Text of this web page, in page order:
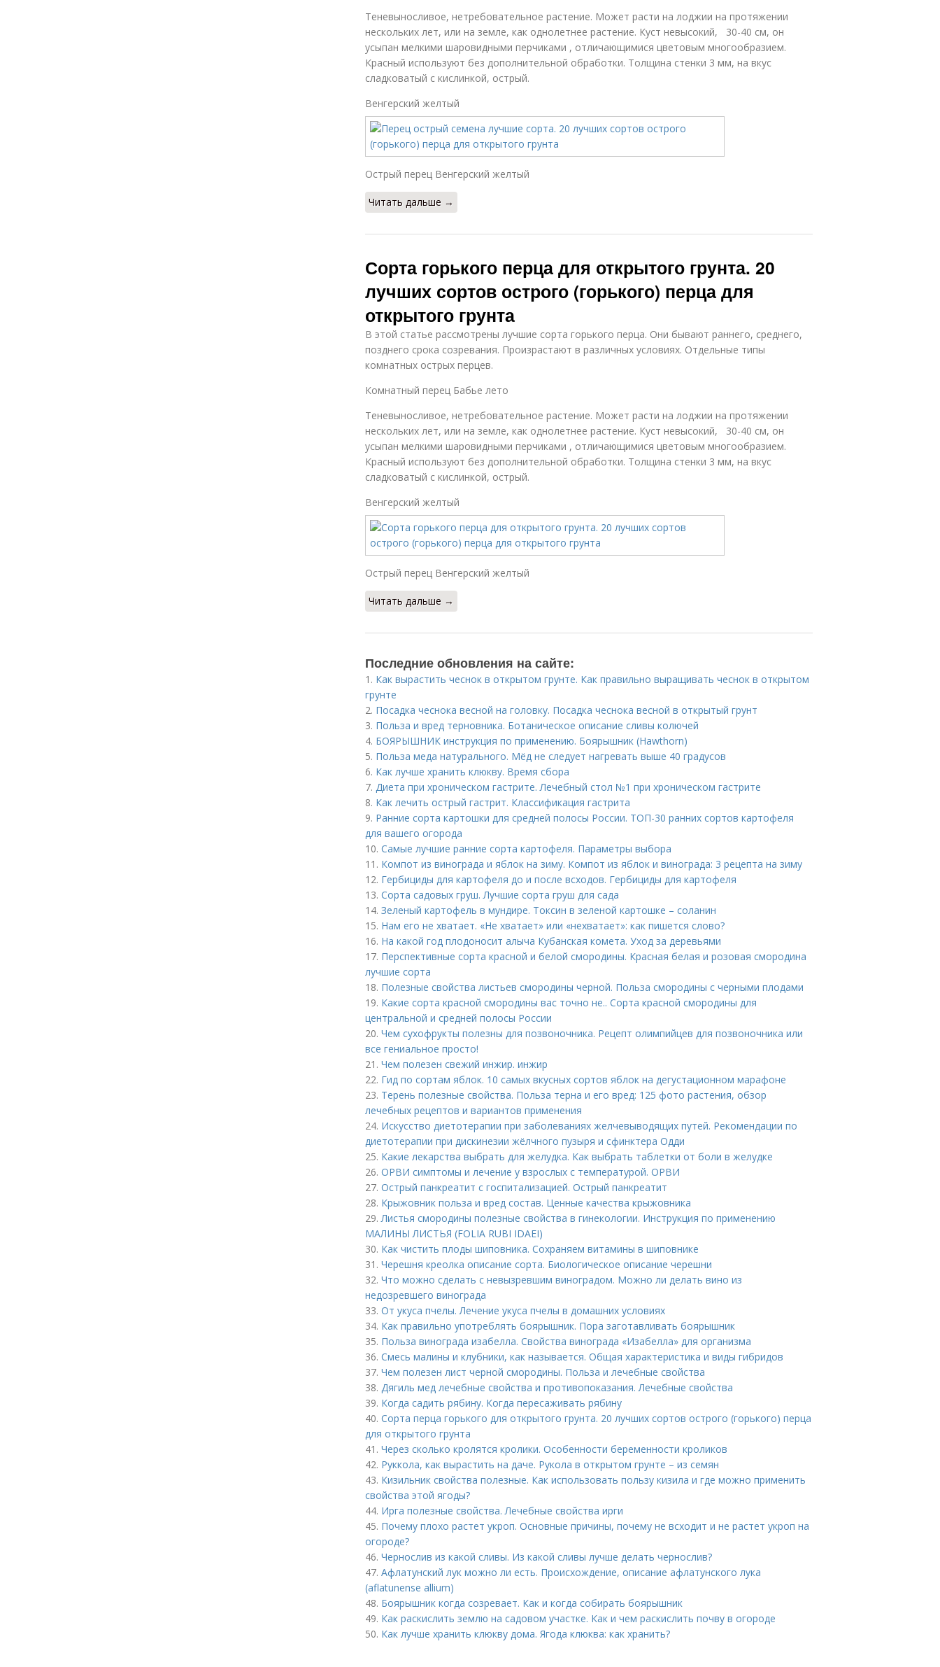
Теневыносливое, нетребовательное растение. Может расти на лоджии на протяжении
нескольких лет, или на земле, как однолетнее растение. Куст невысокий, 30-40 см, он
усыпан мелкими шаровидными перчиками , отличающимися цветовым многообразием.
Красный используют без дополнительной обработки. Толщина стенки 3 мм, на вкус
сладковатый с кислинкой, острый.
Венгерский желтый
Острый перец Венгерский желтый
Читать дальше →
Сорта горького перца для открытого грунта. 20
лучших сортов острого (горького) перца для
открытого грунта
В этой статье рассмотрены лучшие сорта горького перца. Они бывают раннего, среднего,
позднего срока созревания. Произрастают в различных условиях. Отдельные типы
комнатных острых перцев.
Комнатный перец Бабье лето
Теневыносливое, нетребовательное растение. Может расти на лоджии на протяжении
нескольких лет, или на земле, как однолетнее растение. Куст невысокий, 30-40 см, он
усыпан мелкими шаровидными перчиками , отличающимися цветовым многообразием.
Красный используют без дополнительной обработки. Толщина стенки 3 мм, на вкус
сладковатый с кислинкой, острый.
Венгерский желтый
Острый перец Венгерский желтый
Читать дальше →
Последние обновления на сайте:
1. Как вырастить чеснок в открытом грунте. Как правильно выращивать чеснок в открытом
грунте
2. Посадка чеснока весной на головку. Посадка чеснока весной в открытый грунт
3. Польза и вред терновника. Ботаническое описание сливы колючей
4. БОЯРЫШНИК инструкция по применению. Боярышник (Hawthorn)
5. Польза меда натурального. Мёд не следует нагревать выше 40 градусов
6. Как лучше хранить клюкву. Время сбора
7. Диета при хроническом гастрите. Лечебный стол №1 при хроническом гастрите
8. Как лечить острый гастрит. Классификация гастрита
9. Ранние сорта картошки для средней полосы России. ТОП-30 ранних сортов картофеля
для вашего огорода
10. Самые лучшие ранние сорта картофеля. Параметры выбора
11. Компот из винограда и яблок на зиму. Компот из яблок и винограда: 3 рецепта на зиму
12. Гербициды для картофеля до и после всходов. Гербициды для картофеля
13. Сорта садовых груш. Лучшие сорта груш для сада
14. Зеленый картофель в мундире. Токсин в зеленой картошке – соланин
15. Нам его не хватает. «Не хватает» или «нехватает»: как пишется слово?
16. На какой год плодоносит алыча Кубанская комета. Уход за деревьями
17. Перспективные сорта красной и белой смородины. Красная белая и розовая смородина
лучшие сорта
18. Полезные свойства листьев смородины черной. Польза смородины с черными плодами
19. Какие сорта красной смородины вас точно не.. Сорта красной смородины для
центральной и средней полосы России
20. Чем сухофрукты полезны для позвоночника. Рецепт олимпийцев для позвоночника или
все гениальное просто!
21. Чем полезен свежий инжир. инжир
22. Гид по сортам яблок. 10 самых вкусных сортов яблок на дегустационном марафоне
23. Терень полезные свойства. Польза терна и его вред: 125 фото растения, обзор
лечебных рецептов и вариантов применения
24. Искусство диетотерапии при заболеваниях желчевыводящих путей. Рекомендации по
диетотерапии при дискинезии жёлчного пузыря и сфинктера Одди
25. Какие лекарства выбрать для желудка. Как выбрать таблетки от боли в желудке
26. ОРВИ симптомы и лечение у взрослых с температурой. ОРВИ
27. Острый панкреатит с госпитализацией. Острый панкреатит
28. Крыжовник польза и вред состав. Ценные качества крыжовника
29.Листья смородины полезные свойства в гинекологии. Инструкция по применению
МАЛИНЫ ЛИСТЬЯ (FOLIA RUBI IDAEI)
30. Как чистить плоды шиповника. Сохраняем витамины в шиповнике
31. Черешня креолка описание сорта. Биологическое описание черешни
32. Что можно сделать с невызревшим виноградом. Можно ли делать вино из
недозревшего винограда
33. От укуса пчелы. Лечение укуса пчелы в домашних условиях
34. Как правильно употреблять боярышник. Пора заготавливать боярышник
35. Польза винограда изабелла. Свойства винограда «Изабелла» для организма
36. Смесь малины и клубники, как называется. Общая характеристика и виды гибридов
37. Чем полезен лист черной смородины. Польза и лечебные свойства
38. Дягиль мед лечебные свойства и противопоказания. Лечебные свойства
39. Когда садить рябину. Когда пересаживать рябину
40. Сорта перца горького для открытого грунта. 20 лучших сортов острого (горького) перца
для открытого грунта
41. Через сколько кролятся кролики. Особенности беременности кроликов
42. Руккола, как вырастить на даче. Рукола в открытом грунте – из семян
43. Кизильник свойства полезные. Как использовать пользу кизила и где можно применить
свойства этой ягоды?
44. Ирга полезные свойства. Лечебные свойства ирги
45. Почему плохо растет укроп. Основные причины, почему не всходит и не растет укроп на
огороде?
46. Чернослив из какой сливы. Из какой сливы лучше делать чернослив?
47. Афлатунский лук можно ли есть. Происхождение, описание афлатунского лука
(aflatunense allium)
48. Боярышник когда созревает. Как и когда собирать боярышник
49. Как раскислить землю на садовом участке. Как и чем раскислить почву в огороде
50. Как лучше хранить клюкву дома. Ягода клюква: как хранить?